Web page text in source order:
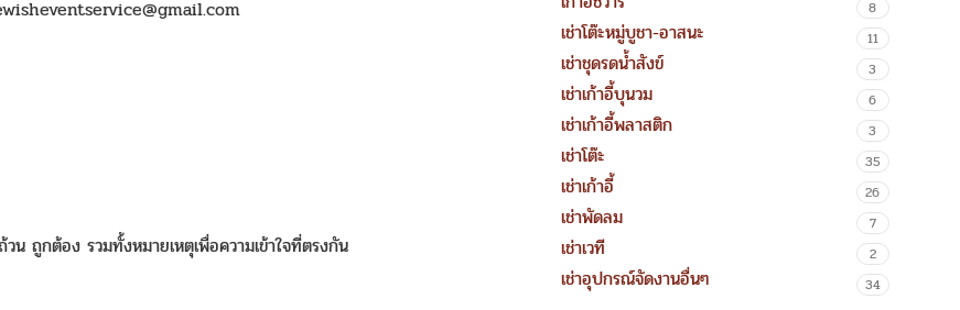
น ถูกต้อง รวมทั้งหมายเหตุเพื่อความเข้าใจที่ตรงกัน
8
เช่าโต๊ะหมู่บูชา-อาสนะ 11
เช่าชุดรดน้ำสังข์ 3
เช่าเก้าอี้บุนวม 6
เช่าเก้าอี้พลาสติก 3
เช่าโต๊ะ 35
เช่าเก้าอี้ 26
เช่าพัดลม 7
เช่าเวที 2
เช่าอุปกรณ์จัดงานอื่นๆ 34